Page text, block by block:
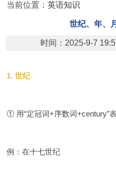
当前位置： 英语知识
世纪、年、
时间：2025-9-7
1. 世纪
① 用“定冠词+序数词+century”
例：在十七世纪